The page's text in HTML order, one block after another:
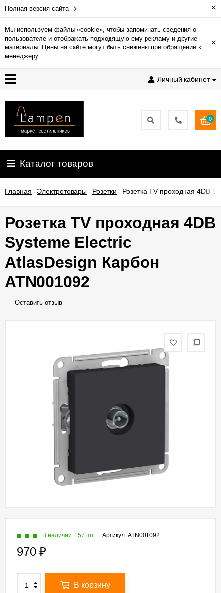
Полная версия сайта ×
Мы используем файлы «cookie», чтобы запоминать сведения о
пользователе и отображать подходящую ему рекламу и другие
материалы. Цены на сайте могут быть снижены при обращении к
менеджеру.
×
Личный кабинет
Гарантия
Доставка
и
Контакты
освещения
О
0
Каталог товаров
Главная - Электротовары- Розетки - Розетка TV проходная 4DB
Розетка TV проходная 4DB
Systeme Electric
AtlasDesign Карбон
ATN001092
Оставить отзыв
Артикул: ATN001092
В наличии: 157 шт.
970 ₽
В корзину